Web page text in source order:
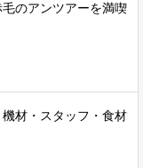
のアンツアーを満喫
材・スタッフ・食材